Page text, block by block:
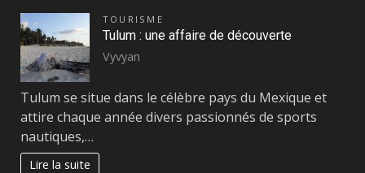
TOURISME
Tulum : une affaire de découverte
Vyvyan
Tulum se situe dans le célèbre pays du Mexique et
attire chaque année divers passionnés de sports
nautiques,…
Lire la suite